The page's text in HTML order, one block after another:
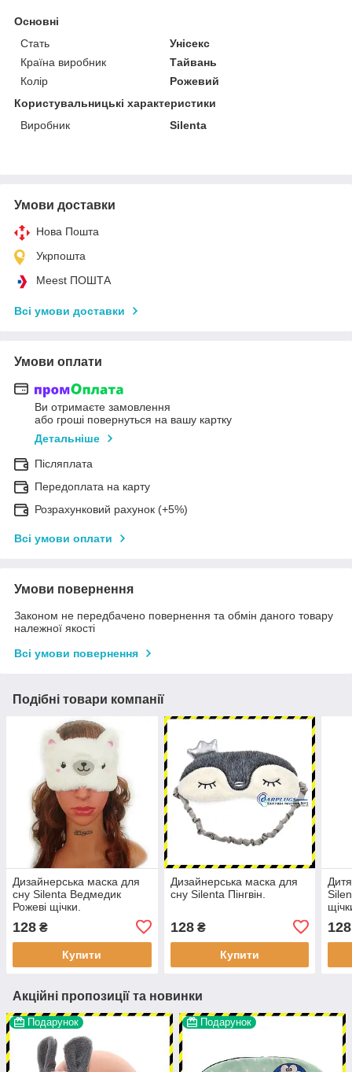
Основні
Стать
Унісекс
Країна виробник
Тайвань
Колір
Рожевий
Користувальницькі характеристики
Виробник
Silenta
Умови доставки
Нова Пошта
Укрпошта
Meest ПОШТА
Всі умови доставки
Умови оплати
Ви отримаєте замовлення
або гроші повернуться на вашу картку
Детальніше
Післяплата
Передоплата на карту
Розрахунковий рахунок (+5%)
Всі умови оплати
Умови повернення
Законом не передбачено повернення та обмін даного товару
належної якості
Всі умови повернення
Подібні товари компанії
Дизайнерська маска для
сну Silenta Ведмедик
Рожеві щічки.
128 ₴
Купити
Дизайнерська маска для
сну Silenta Пінгвін.
128₴
Купити
128
Акційні пропозиції та новинки
Подарунок Подарунок